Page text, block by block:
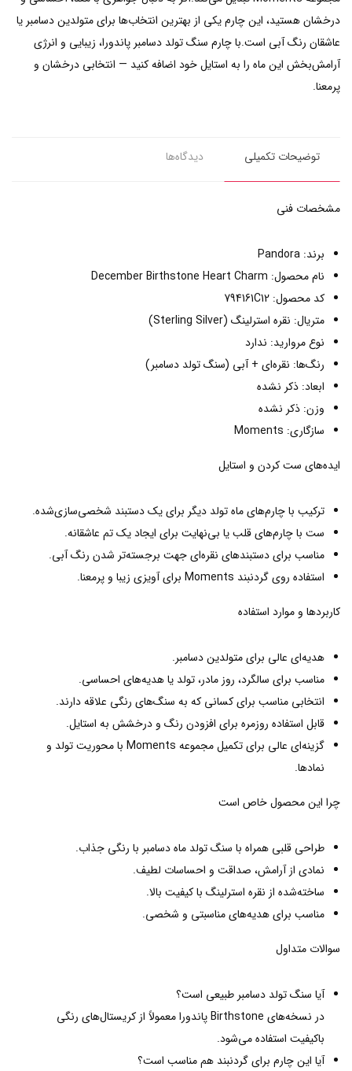
درخشان هستید، این چارم یکی از بهترین انتخاب‌ها برای متولدین دسامبر یا
عاشقان رنگ آبی است.با چارم سنگ تولد دسامبر پاندورا، زیبایی و انرژی
آرامش‌بخش این ماه را به استایل خود اضافه کنید — انتخابی درخشان و
پرمعنا.
توضیحات تکمیلی دیدگاه‌ها
مشخصات فنی
برند: Pandora
نام محصول: December Birthstone Heart Charm
کد محصول: 794161C12
متریال: نقره استرلینگ (Sterling Silver)
نوع مروارید: ندارد
رنگ‌ها: نقره‌ای + آبی (سنگ تولد دسامبر)
ابعاد: ذکر نشده
وزن: ذکر نشده
سازگاری: Moments
ایده‌های ست کردن و استایل
ترکیب با چارم‌های ماه تولد دیگر برای یک دستبند شخصی‌سازی‌شده.
ست با چارم‌های قلب یا بی‌نهایت برای ایجاد یک تم عاشقانه.
مناسب برای دستبندهای نقره‌ای جهت برجسته‌تر شدن رنگ آبی.
استفاده روی گردنبند Moments برای آویزی زیبا و پرمعنا.
کاربردها و موارد استفاده
هدیه‌ای عالی برای متولدین دسامبر.
مناسب برای سالگرد، روز مادر، تولد یا هدیه‌های احساسی.
انتخابی مناسب برای کسانی که به سنگ‌های رنگی علاقه دارند.
قابل استفاده روزمره برای افزودن رنگ و درخشش به استایل.
گزینه‌ای عالی برای تکمیل مجموعه Moments با محوریت تولد و
نمادها.
چرا این محصول خاص است
طراحی قلبی همراه با سنگ تولد ماه دسامبر با رنگی جذاب.
نمادی از آرامش، صداقت و احساسات لطیف.
ساخته‌شده از نقره استرلینگ با کیفیت بالا.
مناسب برای هدیه‌های مناسبتی و شخصی.
سوالات متداول
آیا سنگ تولد دسامبر طبیعی است؟
در نسخه‌های Birthstone پاندورا معمولاً از کریستال‌های رنگی
باکیفیت استفاده می‌شود.
آیا این چارم برای گردنبند هم مناسب است؟